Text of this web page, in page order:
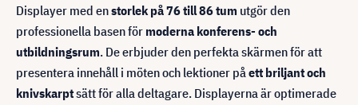
Displayer med enstorlek på 76 till 86 tum utgör den
professionella basen för moderna konferens- och
utbildningsrum. De erbjuder den perfekta skärmen för att
presentera innehåll i möten och lektioner påett briljant och
knivskarptsätt för alla deltagare. Displayerna är optimerade